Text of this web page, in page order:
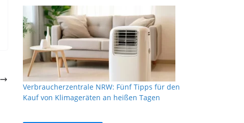
Verbraucherzentrale NRW: Fünf Tipps für den
Kauf von Klimageräten an heißen Tagen